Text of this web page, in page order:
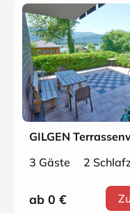
GILGEN
3 Gäste
2
ab 0 €